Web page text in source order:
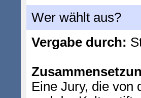
Wer wählt aus?
Vergabe durch:
Eine Jury, die von